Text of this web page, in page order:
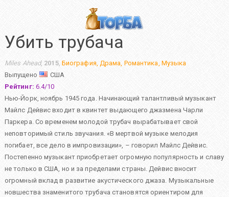
Убить трубача
Miles Ahead, 2015, Биография, Драма, Романтика, Музыка
Выпущено
США
Рейтинг: 6.4/10
Нью-Йорк, ноябрь 1945 года. Начинающий талантливый музыкант
Майлс Дейвис входит в квинтет выдающего джазмена Чарли
Паркера. Со временем молодой трубач вырабатывает свой
неповторимый стиль звучания. «В мертвой музыке мелодия
погибает, все дело в импровизации», – говорил Майлс Дейвис.
Постепенно музыкант приобретает огромную популярность и славу
не только в США, но и за пределами страны. Дейвис вносит
огромный вклад в развитие акустического джаза. Музыкальные
новшества знаменитого трубача становятся ориентиром для